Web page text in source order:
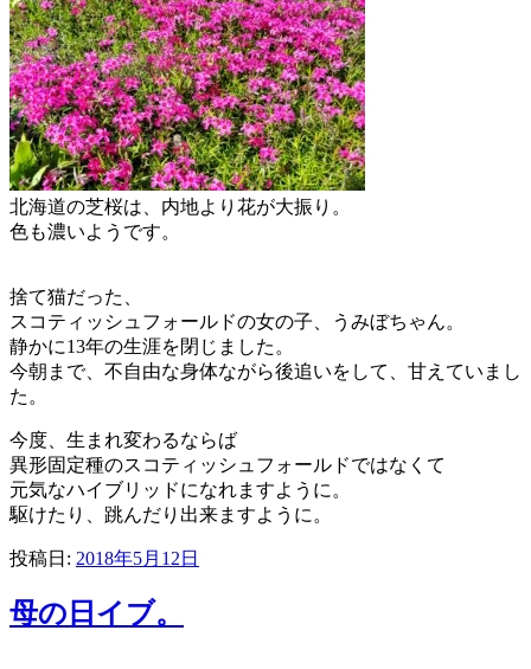
北海道の芝桜は、内地より花が大振り。
色も濃いようです。
捨て猫だった、
スコティッシュフォールドの女の子、うみぼちゃん。
静かに13年の生涯を閉じました。
今朝まで、不自由な身体ながら後追いをして、甘えていまし
た。
今度、生まれ変わるならば
異形固定種のスコティッシュフォールドではなくて
元気なハイブリッドになれますように。
駆けたり、跳んだり出来ますように。
投稿日: 2018年5月12日
母の日イブ。